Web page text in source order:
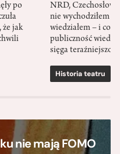
po
że jak
NRD,
nie wychodziłem
wiedziałem – i co
publiczność
sięga
Historia teatru
nie mają FOMO